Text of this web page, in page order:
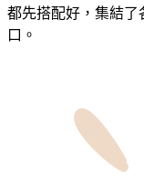
都先搭配好，集結了
口。